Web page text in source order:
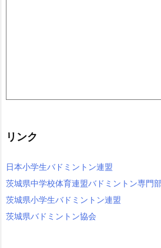
リンク
日本小学生バドミントン連盟
茨城県中学校体育連盟バドミントン専門部
茨城県小学生バドミントン連盟
茨城県バドミントン協会